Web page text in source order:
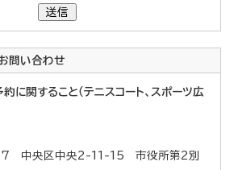
送信
問い合わせ
に関すること（テニスコート、スポーツ広
中央区中央2-11-15 市役所第2別